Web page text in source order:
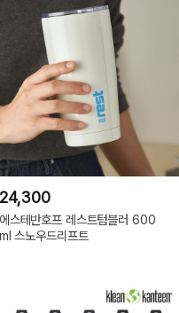
24,300
에스테반호프 레스트텀블러 600
ml 스노우드리프트